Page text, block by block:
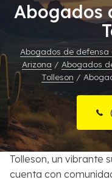
Delitos Graves
Bancarrota
Más Especialidades
Recursos
Sobre Nosotros
Contactos
Abogados
Abogados de
Arizona / Abogados
Tolleson /
Tolleson, un vibrante
cuenta con